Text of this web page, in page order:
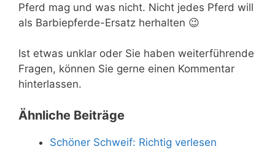
Pferd mag und was nicht. Nicht jedes Pferd will
als Barbiepferde-Ersatz herhalten 😉
Ist etwas unklar oder Sie haben weiterführende
Fragen, können Sie gerne einen Kommentar
hinterlassen.
Ähnliche Beiträge
Schöner Schweif: Richtig verlesen